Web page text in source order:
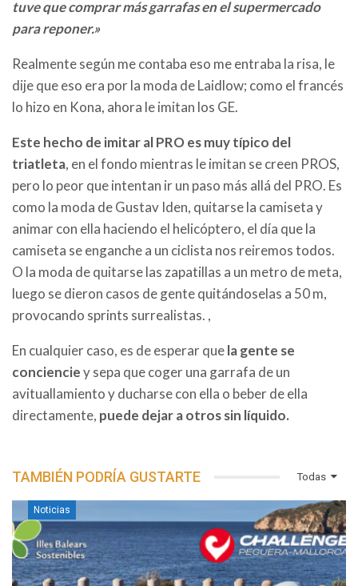
tuve que comprar más garrafas en el supermercado
para reponer.»
Realmente según me contaba eso me entraba la risa, le
dije que eso era por la moda de Laidlow; como el francés
lo hizo en Kona, ahora le imitan los GE.
Este hecho de imitar al PRO es muy típico del
triatleta, en el fondo mientras le imitan se creen PROS,
pero lo peor que intentan ir un paso más allá del PRO. Es
como la moda de Gustav Iden, quitarse la camiseta y
animar con ella haciendo el helicóptero, el día que la
camiseta se enganche a un ciclista nos reiremos todos.
O la moda de quitarse las zapatillas a un metro de meta,
luego se dieron casos de gente quitándoselas a 50 m,
provocando sprints surrealistas. ,
En cualquier caso, es de esperar quela gente se
concienciey sepa que coger una garrafa de un
avituallamiento y ducharse con ella o beber de ella
directamente, puede dejar a otros sin líquido.
Todas
TAMBIÉN PODRÍA GUSTARTE
Noticias